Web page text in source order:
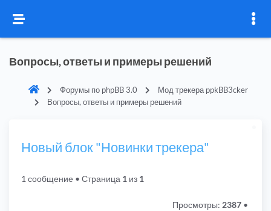
Вопросы, ответы и примеры решений
Форумы по phpBB 3.0
Мод трекера ppkBB3cker
Вопросы, ответы и примеры решений
Новый блок "Новинки трекера"
1 сообщение • Страница 1 из 1
Просмотры: 2387 •